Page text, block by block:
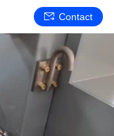
Contact